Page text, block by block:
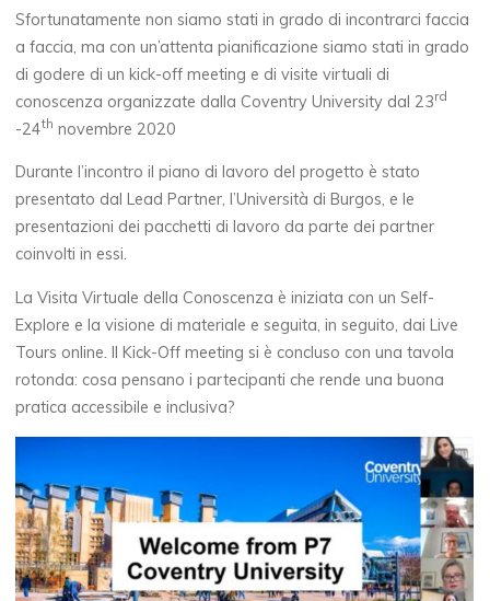
Sfortunatamente non siamo stati in grado di incontrarci faccia
a faccia, ma con un’attenta pianificazione siamo stati in grado
di godere di un kick-off meeting e di visite virtuali di
conoscenza organizzate dalla Coventry University dal 23rd
-24th novembre 2020
Durante l’incontro il piano di lavoro del progetto è stato
presentato dal Lead Partner, l’Università di Burgos, e le
presentazioni dei pacchetti di lavoro da parte dei partner
coinvolti in essi.
La Visita Virtuale della Conoscenza è iniziata con un Self-
Explore e la visione di materiale e seguita, in seguito, dai Live
Tours online. Il Kick-Off meeting si è concluso con una tavola
rotonda: cosa pensano i partecipanti che rende una buona
pratica accessibile e inclusiva?